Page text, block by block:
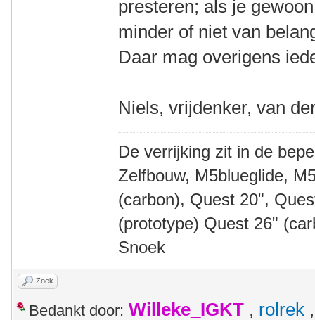
presteren; als je
minder of niet van
Daar mag overigens
Niels, vrijdenker, van
De verrijking zit in de
Zelfbouw, M5blueglide,
(carbon), Quest 20",
(prototype) Quest 26"
Snoek
Zoek
Bedankt door: Willeke_IGKT , rolrek